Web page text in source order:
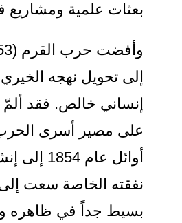
علمية ومشاريع فنية
تحويل نهجه الخيري إلى نهج
خالص. فقد ألمّ به
مصير أسرى الحرب،
أوائل عام 1854 إلى
الخاصة سعت إلى
جداً في ظاهره وجديد